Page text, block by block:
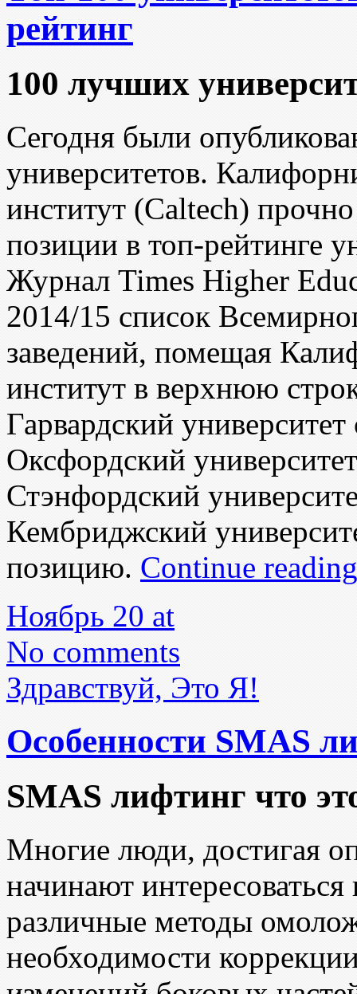
рейтинг
100 лучших
Сегодня были
университетов.
институт (Cаltech)
позиции в топ-рейтинге
Журнал Times Higher
2014/15 список
зaведений, помещая
институт в верхнюю
Гарвардский
Оксфордский
Стэнфордский
Кембриджский
позицию. Continue
Ноябрь 20 at
No comments
Здравствуй, Это Я!
Особенности SMAS
SMAS лифтинг что
Многие люди, достигая
начинают
различные методы
необходимости